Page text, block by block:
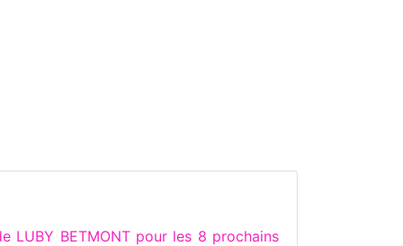
LUBY BETMONT pour les 8 prochains